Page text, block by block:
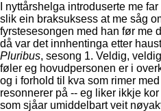
I nyttårshelga introduserte me
slik ein braksuksess at me såg
fyrstesesongen med han før me
då var det innhentinga etter
Pluribus, sesong 1. Veldig,
føler eg hovudpersonen er i
og i forhold til kva som rimer
resonnerer på -- eg liker ikkje
som sjåar umiddelbart veit